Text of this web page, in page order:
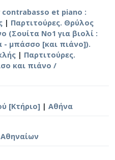
contrabasso et piano :
| Παρτιτούρες. Θρύλος
(Σουίτα No1 για βιολί :
- μπάσσο [και πιάνο]).
| Παρτιτούρες.
και πιάνο /
[Κτήριο] | Αθήνα